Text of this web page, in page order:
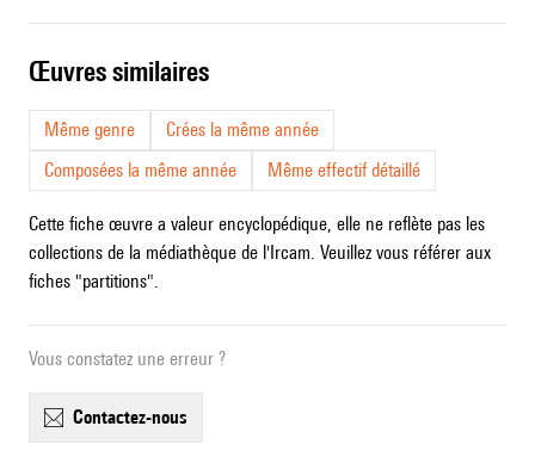
œuvres similaires
Même genre
Crées la même année
Composées la même année
Même effectif détaillé
Cette fiche œuvre a valeur encyclopédique, elle ne reflète pas les
collections de la médiathèque de l'Ircam. Veuillez vous référer aux
fiches "partitions".
Vous constatez une erreur ?
contactez-nous